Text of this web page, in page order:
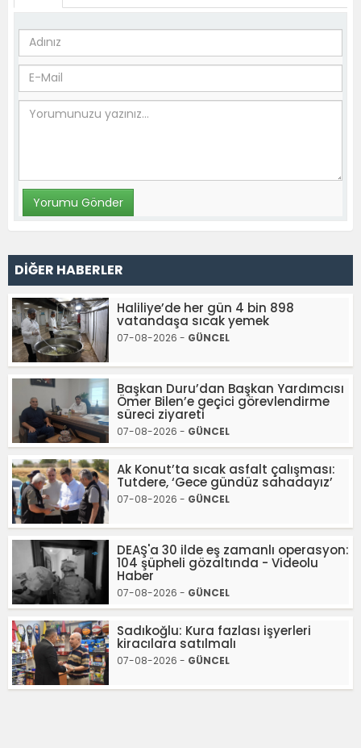
DİĞER HABERLER
Haliliye’de her gün 4 bin 898
vatandaşa sıcak yemek
07-08-2026 - GÜNCEL
Başkan Duru’dan Başkan Yardımcısı
Ömer Bilen’e geçici görevlendirme
süreci ziyareti
07-08-2026 - GÜNCEL
Ak Konut’ta sıcak asfalt çalışması:
Tutdere, ‘Gece gündüz sahadayız’
07-08-2026 - GÜNCEL
DEAŞ'a 30 ilde eş zamanlı operasyon:
104 şüpheli gözaltında - Videolu
Haber
07-08-2026 - GÜNCEL
Sadıkoğlu: Kura fazlası işyerleri
kiracılara satılmalı
07-08-2026 - GÜNCEL